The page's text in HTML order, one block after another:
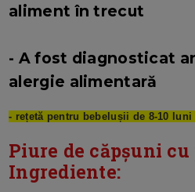
aliment în trecut
- A fost diagnosticat
alergie alimentară
- rețetă pentru bebelușii de 8-10 luni
Piure de căpșuni cu
Ingrediente: